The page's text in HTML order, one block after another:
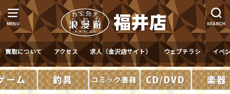
MENU SEARCH
買取について アクセス 求人（金沢店サイト） ウェブチラシ イベ